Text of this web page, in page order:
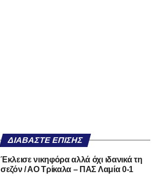
ΔΙΑΒΆΣΤΕ ΕΠΊΣΗΣ
Έκλεισε νικηφόρα αλλά όχι ιδανικά τη
σεζόν / ΑΟ Τρίκαλα – ΠΑΣ Λαμία 0-1